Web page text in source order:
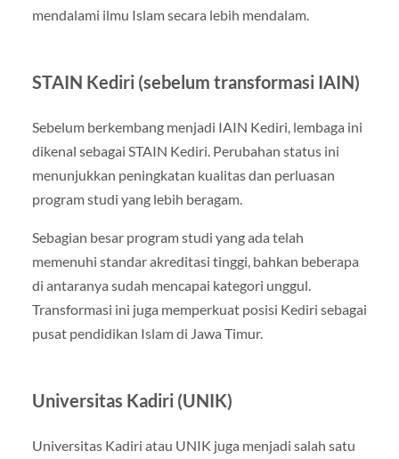
mendalami ilmu Islam secara lebih mendalam.
STAIN Kediri (sebelum transformasi IAIN)
Sebelum berkembang menjadi IAIN Kediri, lembaga ini
dikenal sebagai STAIN Kediri. Perubahan status ini
menunjukkan peningkatan kualitas dan perluasan
program studi yang lebih beragam.
Sebagian besar program studi yang ada telah
memenuhi standar akreditasi tinggi, bahkan beberapa
di antaranya sudah mencapai kategori unggul.
Transformasi ini juga memperkuat posisi Kediri sebagai
pusat pendidikan Islam di Jawa Timur.
Universitas Kadiri (UNIK)
Universitas Kadiri atau UNIK juga menjadi salah satu